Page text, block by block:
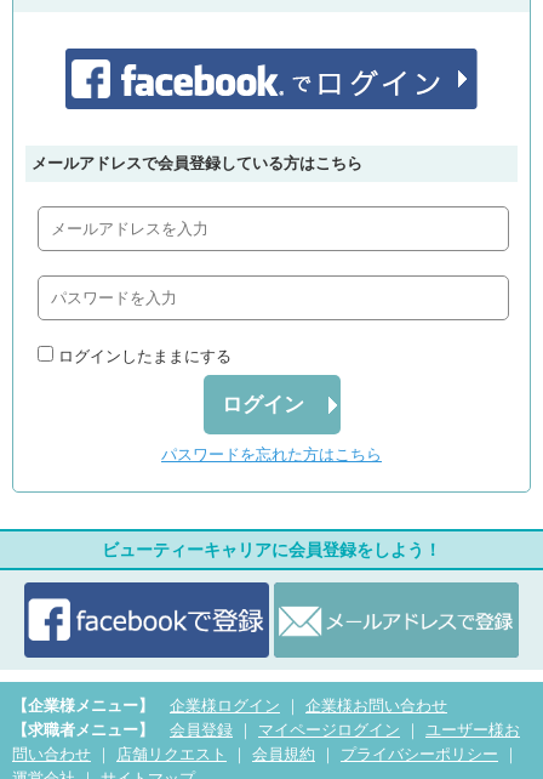
メールアドレスで会員登録している方はこちら
ログインしたままにする
ログイン
パスワードを忘れた方はこちら
ビューティーキャリアに会員登録をしよう！
【企業様メニュー】 企業様ログイン ｜ 企業様お問い合わせ
【求職者メニュー】
会員登録 ｜ マイページログイン ｜
ユーザー様お
問い合わせ ｜ 店舗リクエスト ｜ 会員規約 ｜ プライバシーポリシー ｜